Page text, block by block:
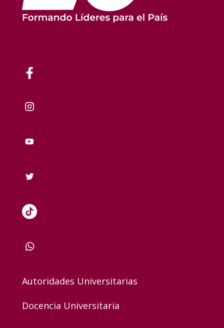
Autoridades Universitarias
Docencia Universitaria